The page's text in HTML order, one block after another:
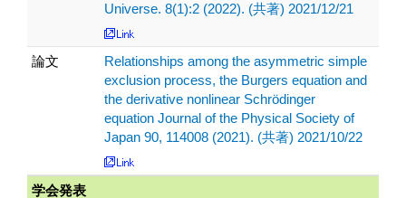
Universe. 8(1):2 (2022). (共著) 2021/12/21
論文
Relationships among the asymmetric simple
exclusion process, the Burgers equation and
the derivative nonlinear Schrödinger
equation Journal of the Physical Society of
Japan 90, 114008 (2021). (共著) 2021/10/22
学会発表